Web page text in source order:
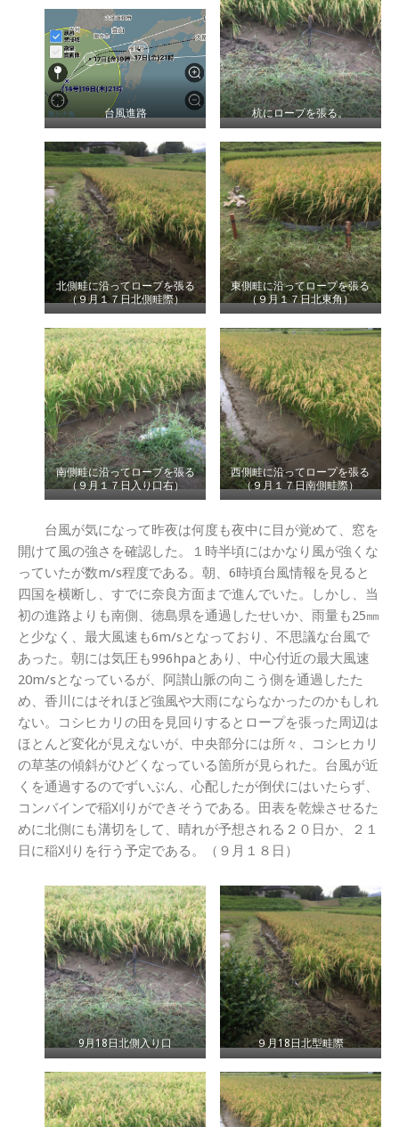
台風進路 杭にロープを張る。
北側畦に沿ってロープを張る
（９月１７日北側畦際）
東側畦に沿ってロープを張る
（９月１７日北東角）
南側畦に沿ってロープを張る
（９月１７日入り口右）
西側畦に沿ってロープを張る
（９月１７日南側畦際）
台風が気になって昨夜は何度も夜中に目が覚めて、窓を
開けて風の強さを確認した。１時半頃にはかなり風が強くな
っていたが数m/s程度である。朝、6時頃台風情報を見ると
四国を横断し、すでに奈良方面まで進んでいた。しかし、当
初の進路よりも南側、徳島県を通過したせいか、雨量も25㎜
と少なく、最大風速も6m/sとなっており、不思議な台風で
あった。朝には気圧も996hpaとあり、中心付近の最大風速
20m/sとなっているが、阿讃山脈の向こう側を通過したた
め、香川にはそれほど強風や大雨にならなかったのかもしれ
ない。コシヒカリの田を見回りするとロープを張った周辺は
ほとんど変化が見えないが、中央部分には所々、コシヒカリ
の草茎の傾斜がひどくなっている箇所が見られた。台風が近
くを通過するのでずいぶん、心配したが倒伏にはいたらず、
コンバインで稲刈りができそうである。田表を乾燥させるた
めに北側にも溝切をして、晴れが予想される２０日か、２１
日に稲刈りを行う予定である。（９月１８日）
9月18日北側入り口 ９月18日北型畦際